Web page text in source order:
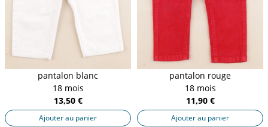
pantalon blanc
18 mois
13,50 €
Ajouter au panier
pantalon rouge
18 mois
11,90 €
Ajouter au panier